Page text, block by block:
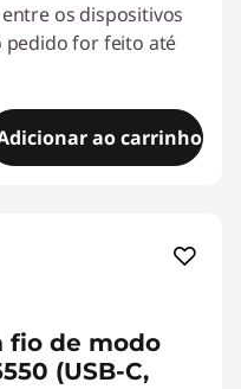
os dispositivos
pedido for feito até
ao carrinho
fio de modo
(USB-C,